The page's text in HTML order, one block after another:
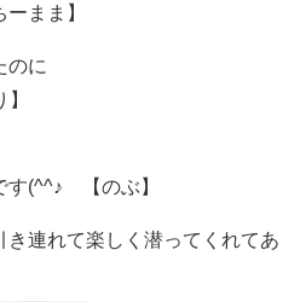
まま】
のに
す(^^♪ 【のぶ】
連れて楽しく潜ってくれてあ